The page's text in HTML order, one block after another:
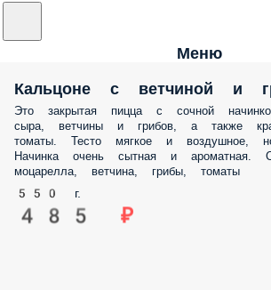
Меню
Кальцоне с ветчиной и
Это закрытая пицца с сочной
сыра, ветчины и грибов, а также
томаты. Тесто мягкое и воздушное,
Начинка очень сытная и ароматная.
моцарелла, ветчина, грибы, томаты
550 г.
485 ₽